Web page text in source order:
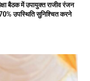
बैठक में उपायुक्त राजीव रंजन
उपस्थिति सुनिश्चित करने